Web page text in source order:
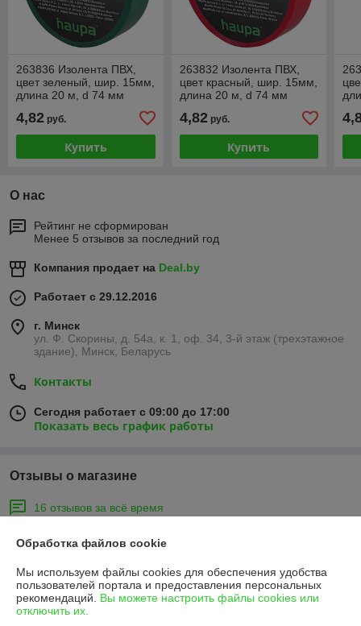
263836 Изолента ПВХ,
цвет зеленый, шир. 15мм,
длина 20 м, d 74 мм
4,82 руб.
Купить
263832 Изолента ПВХ,
цвет красный, шир. 15мм,
длина 20 м, d 74 мм
4,82руб.
Купить
О нас
Рейтинг не сформирован
Менее 5 отзывов за последний год
Компания продает на Deal.by
Работает с 29.12.2016
г. Минск
ул. Ф. Скорины, д. 54а, к. 1, оф. 34, 3-й этаж (трехэтажное
здание), Минск, Беларусь
Контакты
Сегодня работает с 09:00 до 17:00
Показать весь график работы
Отзывы о магазине
16 отзывов за всё время
Юрий
Отлично
Сергей
Обработка файлов cookie
Мы используем файлы cookies для обеспечения удобства
пользователей портала и предоставления персональных
рекомендаций. Вы можете настроить файлы cookies или
отключить их.